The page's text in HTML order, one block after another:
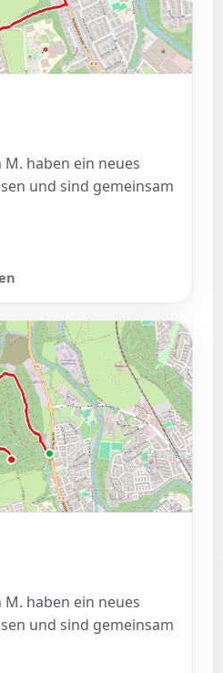
M. haben ein neues
und sind gemeinsam
M. haben ein neues
und sind gemeinsam